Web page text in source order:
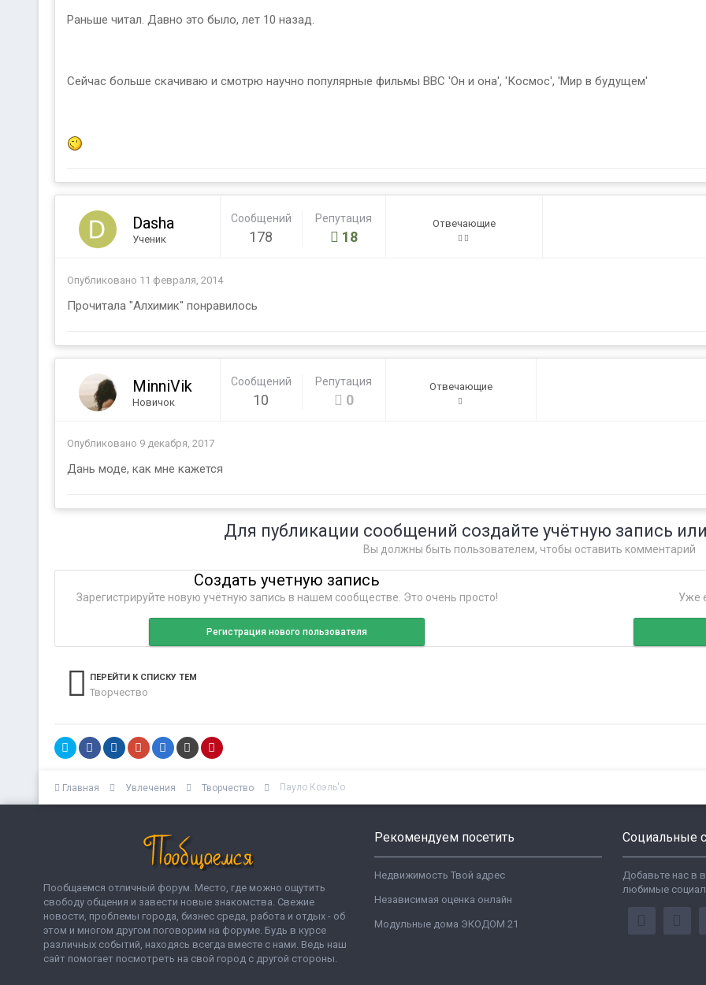
Раньше читал. Давно это было, лет 10 назад.
Сейчас больше скачиваю и смотрю научно популярные фильмы BBC 'Он и она', 'Космос', 'Мир в будущем'
Dasha
Ученик
Сообщений
178
Репутация
18
Отвечающие
Опубликовано 11 февраля, 2014
Прочитала "Алхимик" понравилось
MinniVik
Новичок
Сообщений
10
Репутация
0
Отвечающие
Опубликовано 9 декабря, 2017
Дань моде, как мне кажется
Для публикации сообщений создайте учётную запись
Вы должны быть пользователем, чтобы оставить комментарий
Создать учетную запись
Зарегистрируйте новую учётную запись в нашем сообществе. Это очень просто!
Регистрация нового пользователя
Уже
ПЕРЕЙТИ К СПИСКУ ТЕМ
Творчество
Главная Увлечения Творчество Пауло Коэль'о
Пообщаемся отличный форум. Место, где можно ощутить
свободу общения и завести новые знакомства. Свежие
новости, проблемы города, бизнес среда, работа и отдых - об
этом и многом другом поговорим на форуме. Будь в курсе
различных событий, находясь всегда вместе с нами. Ведь наш
сайт помогает посмотреть на свой город с другой стороны.
Рекомендуем посетить
Недвижимость Твой адрес
Независимая оценка онлайн
Модульные дома ЭКОДОМ 21
Социальные
Добавьте нас в
любимые